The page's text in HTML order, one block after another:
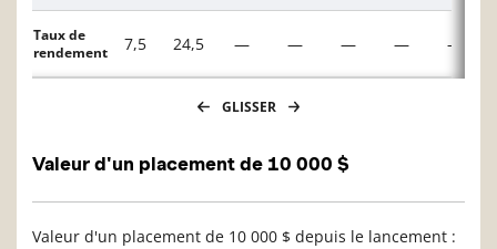
Taux de
rendement
7,5 24,5 — — — — —
GLISSER
Valeur d'un placement de 10 000 $
Valeur d'un placement de 10 000 $ depuis le lancement :